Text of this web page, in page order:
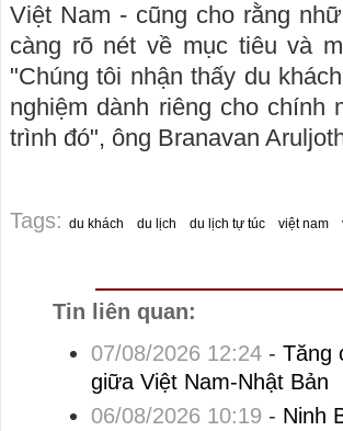
Việt Nam - cũng cho rằng
càng rõ nét về mục tiêu và
"Chúng tôi nhận thấy du
nghiệm dành riêng cho
trình đó", ông Branavan
Tags: du khách du lịch du lịch tự túc việt nam
Tin liên quan:
07/08/2026 12:24- Tăng
giữa Việt Nam-Nhật Bản
06/08/2026 10:19 - Ninh